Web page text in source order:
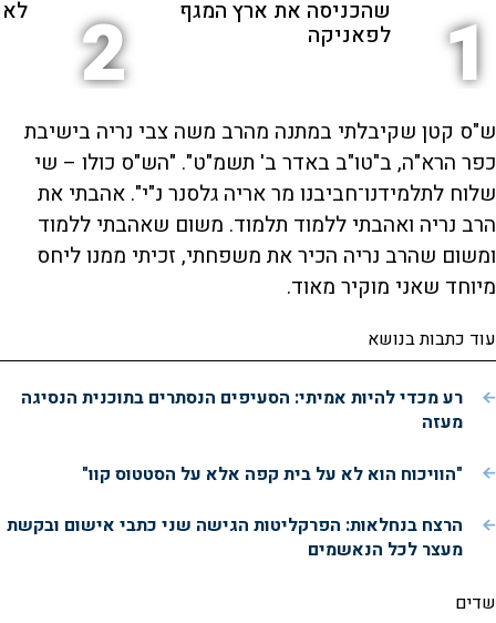
1 שהכניסה את ארץ המגף
לפאניקה 2
ש"ס קטן שקיבלתי במתנה מהרב משה צבי נריה בישיבת
כפר הרא"ה, ב"טו"ב באדר ב' תשמ"ט". "הש"ס כולו – שי
שלוח לתלמידנו־חביבנו מר אריה גלסנר נ"י". אהבתי את
הרב נריה ואהבתי ללמוד תלמוד. משום שאהבתי ללמוד
ומשום שהרב נריה הכיר את משפחתי, זכיתי ממנו ליחס
מיוחד שאני מוקיר מאוד.
עוד כתבות בנושא
רע מכדי להיות אמיתי: הסעיפים הנסתרים בתוכנית הנסיגה
מעזה
"הוויכוח הוא לא על בית קפה אלא על הסטטוס קוו"
הרצח בנחלאות: הפרקליטות הגישה שני כתבי אישום ובקשת
מעצר לכל הנאשמים
שדים